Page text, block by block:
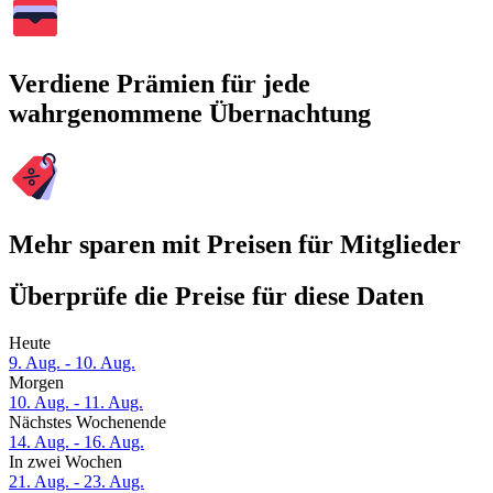
Verdiene Prämien für jede
wahrgenommene Übernachtung
Mehr sparen mit Preisen für Mitglieder
Überprüfe die Preise für diese Daten
Heute
9. Aug. - 10. Aug.
Morgen
10. Aug. - 11. Aug.
Nächstes Wochenende
14. Aug. - 16. Aug.
In zwei Wochen
21. Aug. - 23. Aug.